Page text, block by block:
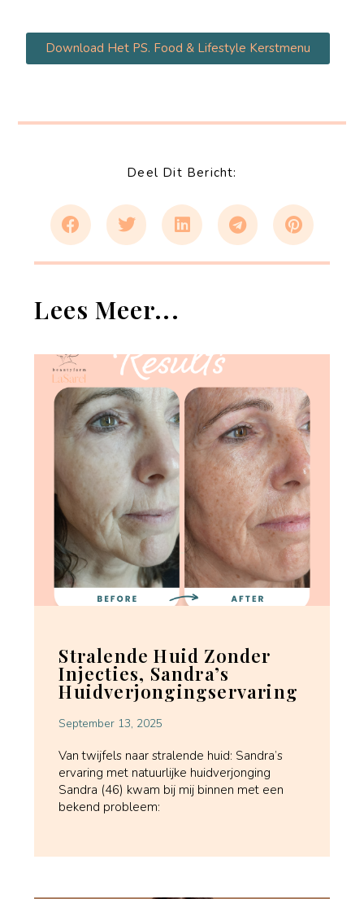
Download Het PS. Food & Lifestyle Kerstmenu
Deel Dit Bericht:
Lees Meer...
Stralende Huid Zonder
Injecties, Sandra’s
Huidverjongingservaring
September 13, 2025
Van twijfels naar stralende huid: Sandra’s
ervaring met natuurlijke huidverjonging
Sandra (46) kwam bij mij binnen met een
bekend probleem: